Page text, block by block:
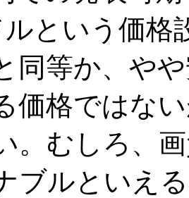
という価格
同等か、や
価格ではな
。むしろ、
ブルといえ